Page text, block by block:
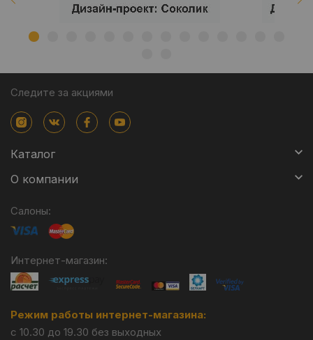
Следите за акциями
Каталог
О компании
Салоны:
Интернет-магазин:
Режим работы интернет-магазина:
с 10.30 до 19.30 без выходных